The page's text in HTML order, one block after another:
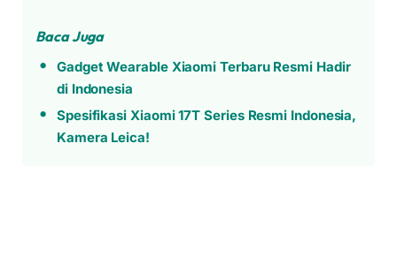
Baca Juga
Gadget Wearable Xiaomi Terbaru Resmi Hadir
di Indonesia
Spesifikasi Xiaomi 17T Series Resmi Indonesia,
Kamera Leica!